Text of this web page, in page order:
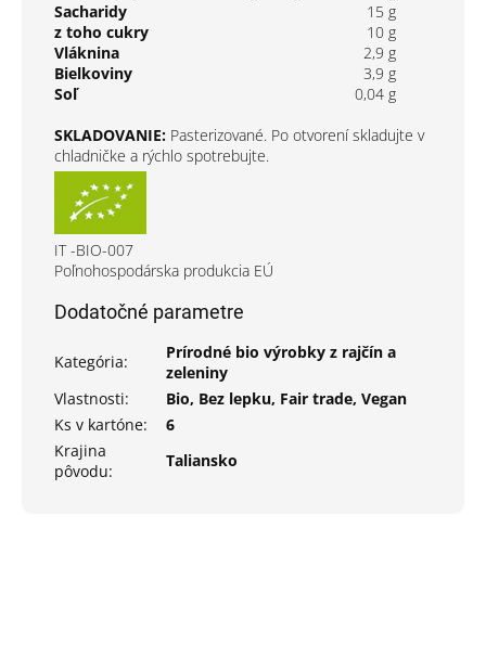
Sacharidy
15 g
z toho cukry
10 g
Vláknina
2,9 g
Bielkoviny
3,9 g
Soľ
0,04 g
SKLADOVANIE: Pasterizované. Po otvorení skladujte v
chladničke a rýchlo spotrebujte.
IT -BIO-007
Poľnohospodárska produkcia EÚ
Dodatočné parametre
Kategória:
Prírodné bio výrobky z rajčín a
zeleniny
Vlastnosti:
Bio, Bez lepku, Fair trade, Vegan
Ks v kartóne:
6
Krajina
pôvodu:
Taliansko